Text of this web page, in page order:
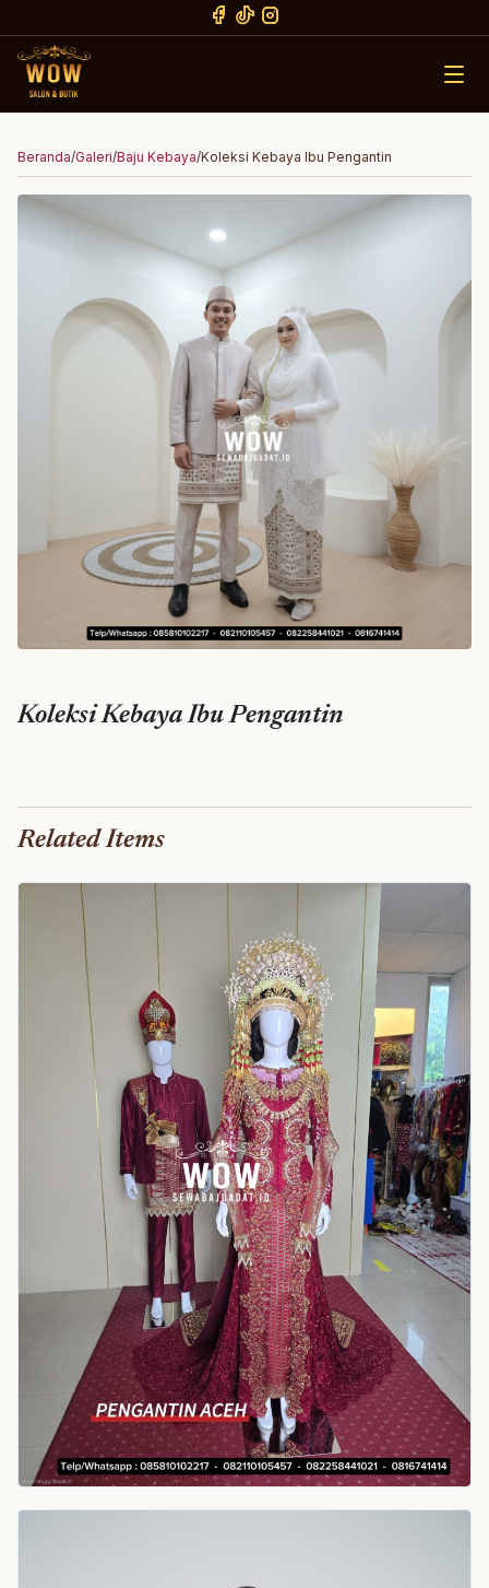
Beranda/Galeri/Baju Kebaya/Koleksi Kebaya Ibu Pengantin
Koleksi Kebaya Ibu Pengantin
Related Items